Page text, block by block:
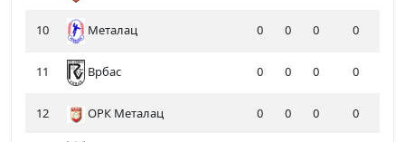
10 Металац 0 0 0 0
11 Врбас 0 0 0 0
12 ОРК Металац 0 0 0 0